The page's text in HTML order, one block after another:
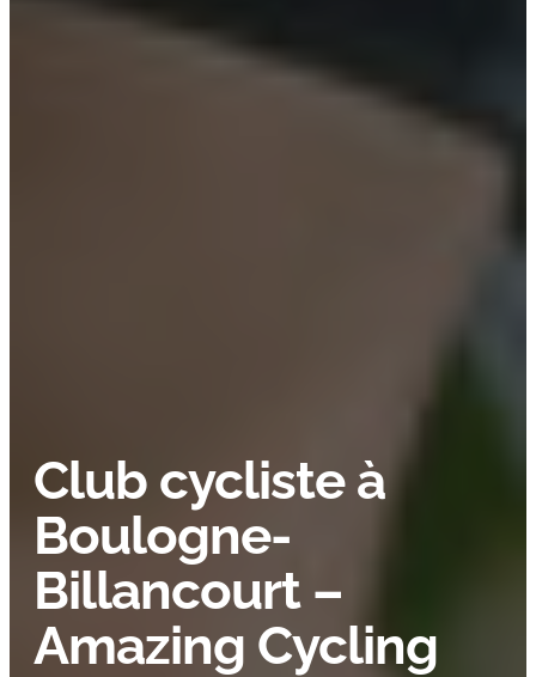
Club cycliste à
Boulogne-
Billancourt –
Amazing Cycling